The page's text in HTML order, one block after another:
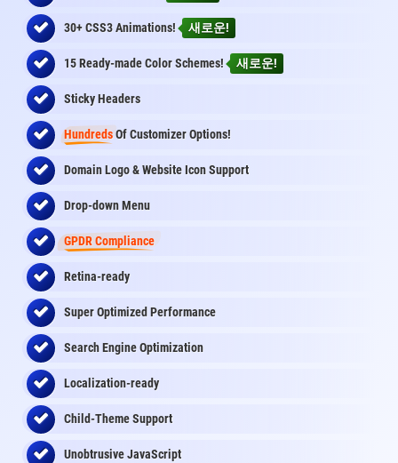
30+ CSS3 Animations! 새로운!
15 Ready-made Color Schemes! 새로운!
Sticky Headers
HundredsOf Customizer Options!
Domain Logo & Website Icon Support
Drop-down Menu
GPDR Compliance
Retina-ready
Super Optimized Performance
Search Engine Optimization
Localization-ready
Child-Theme Support
Unobtrusive JavaScript